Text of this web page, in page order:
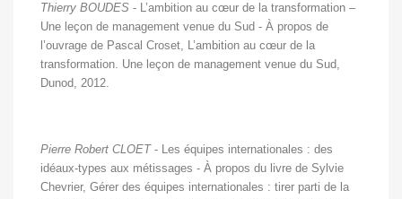
Thierry BOUDES - L’ambition au cœur de la transformation –
Une leçon de management venue du Sud - À propos de
l’ouvrage de Pascal Croset, L’ambition au cœur de la
transformation. Une leçon de management venue du Sud,
Dunod, 2012.
Pierre Robert CLOET- Les équipes internationales : des
idéaux-types aux métissages - À propos du livre de Sylvie
Chevrier, Gérer des équipes internationales : tirer parti de la